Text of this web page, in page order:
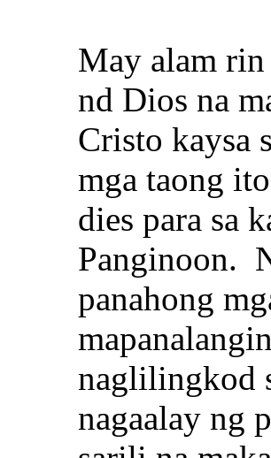
May alam
nd Dios na
Cristo kaysa
mga taong
dies para sa
Panginoon.
panahong
naglilingkod
nagaalay ng